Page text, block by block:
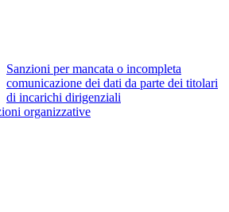
Sanzioni per mancata o incompleta
comunicazione dei dati da parte dei titolari
di incarichi dirigenziali
organizzative